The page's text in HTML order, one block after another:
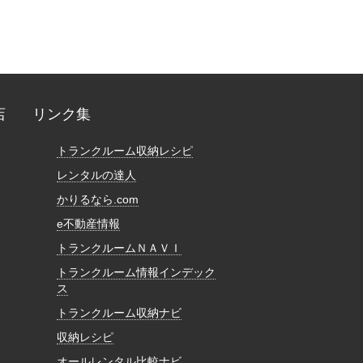
リンク集
トランクルーム収納レシピ
レンタルの達人
かりるなら.com
e不動産情報
トランクルームＮＡＶＩ
トランクルーム情報インデック
ス
トランクルーム収納ナビ
収納レシピ